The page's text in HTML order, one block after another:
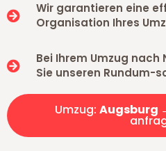
Wir garantieren eine
Organisation Ihres
Bei Ihrem Umzug
Sie unseren Rundum-
Umzug: Augsburg